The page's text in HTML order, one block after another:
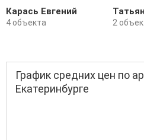
Карась Евгений
4 объекта 2
График средних цен по
Екатеринбурге